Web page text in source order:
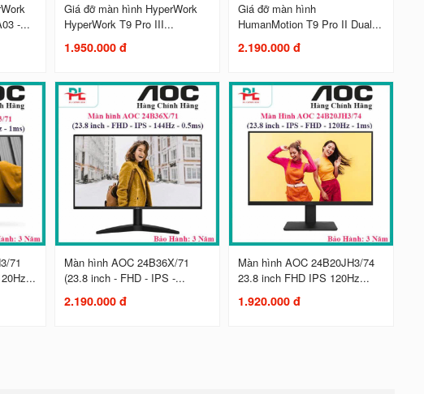
-...
Giá đỡ màn hình HyperWork
HyperWork T9 Pro III...
1.950.000 đ
Giá đỡ màn hình
HumanMotion T9 Pro II Dual...
2.190.000 đ
71
Màn hình AOC 24B36X/71
(23.8 inch - FHD - IPS -...
2.190.000 đ
Màn hình AOC 24B20JH3/74
23.8 inch FHD IPS 120Hz...
1.920.000 đ